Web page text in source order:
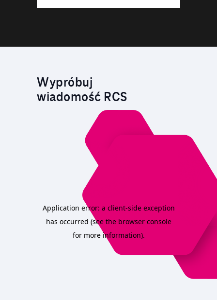
Wypróbuj
wiadomość RCS